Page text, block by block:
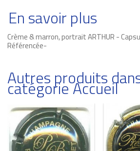
En savoir plus
Crème & marron, portrait ARTHUR -
Référencée-
Autres produits
catégorie Accueil